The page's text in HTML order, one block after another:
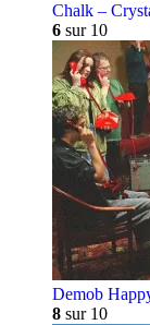
Chalk –
6 sur 10
Demob
8 sur 10